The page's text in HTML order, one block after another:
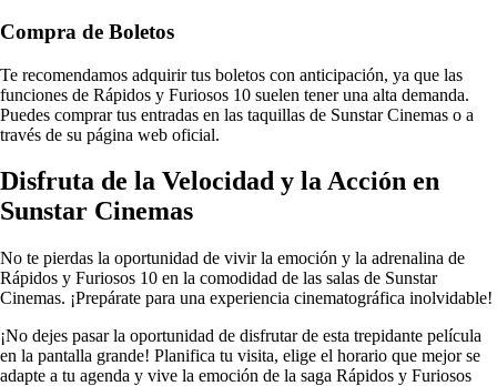
Compra de Boletos
Te recomendamos adquirir tus boletos con anticipación, ya que las
funciones de Rápidos y Furiosos 10 suelen tener una alta demanda.
Puedes comprar tus entradas en las taquillas de Sunstar Cinemas o a
través de su página web oficial.
Disfruta de la Velocidad y la Acción en
Sunstar Cinemas
No te pierdas la oportunidad de vivir la emoción y la adrenalina de
Rápidos y Furiosos 10 en la comodidad de las salas de Sunstar
Cinemas. ¡Prepárate para una experiencia cinematográfica inolvidable!
¡No dejes pasar la oportunidad de disfrutar de esta trepidante película
en la pantalla grande! Planifica tu visita, elige el horario que mejor se
adapte a tu agenda y vive la emoción de la saga Rápidos y Furiosos